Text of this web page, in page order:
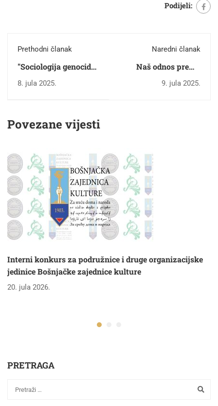
Podijeli:
Prethodni članak
"Sociologija genocida"
povodom 30.
godišnjice genocida u
8. jula 2025.
Naredni članak
Naš odnos prema
genocidu u Srebrenici
naše je golemo
9. jula 2025.
Povezane vijesti
Interni konkurs za podružnice i druge organizacijske
jedinice Bošnjačke zajednice kulture
20. jula 2026.
PRETRAGA